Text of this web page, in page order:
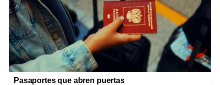
Pasaportes que abren puertas